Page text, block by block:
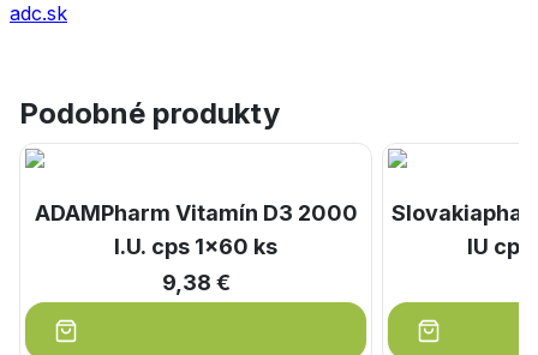
adc.sk
Podobné produkty
ADAMPharm Vitamín D3 2000
I.U. cps 1x60 ks
9,38 €
IU